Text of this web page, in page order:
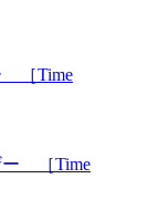
［Time
ー ［Time